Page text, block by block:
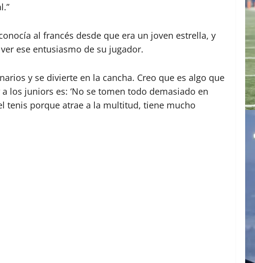
al francés desde que era un joven estrella, y
ese entusiasmo de su jugador.
y se divierte en la cancha. Creo que es algo que
los juniors es: ‘No se tomen todo demasiado en
tenis porque atrae a la multitud, tiene mucho